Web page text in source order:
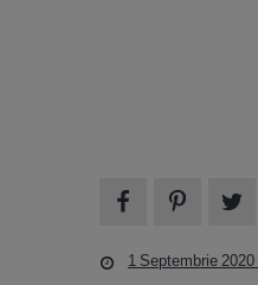
1 Septembrie 2020